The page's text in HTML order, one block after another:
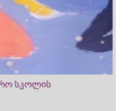
სკოლის